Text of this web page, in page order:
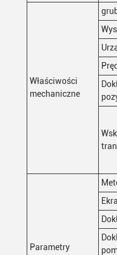
Właściwości
mechaniczne
Parametry